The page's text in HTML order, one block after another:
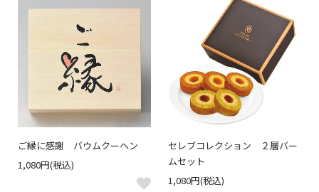
ご縁に感謝 バウムクーヘン
1,080円(税込)
セレブコレクション ２層バー
ムセット
1,080円(税込)